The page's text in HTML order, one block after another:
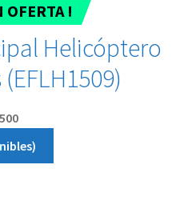
OFERTA !
Helicóptero